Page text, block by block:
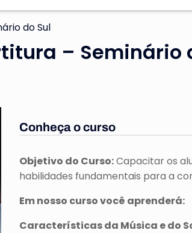
do Sul
– Seminário
Conheça o curso
Objetivo do Curso:Capacitar os
habilidades fundamentais para a
Em nosso curso você aprenderá:
Características da Música e do